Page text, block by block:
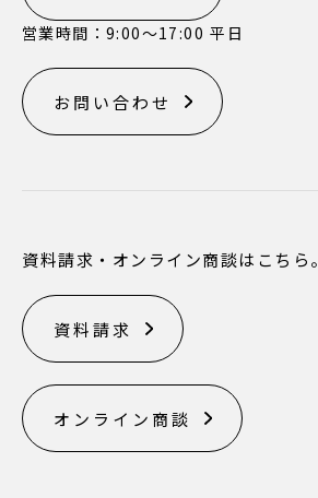
営業時間：9:00〜17:00 平日
お問い合わせ
資料請求・オンライン商談はこちら。
資料請求
オンライン商談